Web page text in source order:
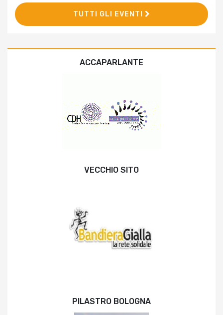
TUTTI GLI EVENTI
ACCAPARLANTE
VECCHIO SITO
PILASTRO BOLOGNA